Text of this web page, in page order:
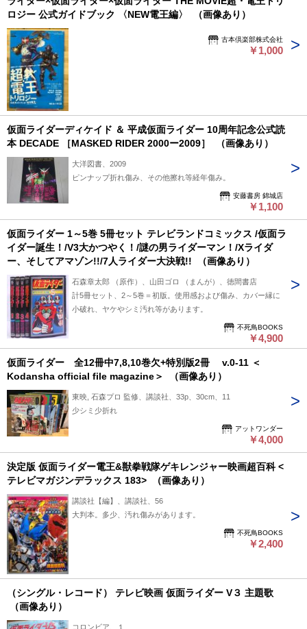
ロジー 公式ガイドブック 〈NEW電王編〉 （画像あり）
古本倶楽部株式会社
￥1,000
仮面ライダーディケイド ＆ 平成仮面ライダー 10周年記念公式読
本 DECADE ［MASKED RIDER 2000ー2009］ （画像あり）
大洋図書、2009
ピンナップ折れ傷み、その他擦れ等経年傷み。
安藤書房 錦城店
￥1,100
仮面ライダー 1～5巻 5冊セット テレビランドコミックス /仮面ラ
イダー誕生！/V3大かつやく！/謎の男ライダーマン！/Xライダ
ー、そしてアマゾン!!/7人ライダー大決戦!! （画像あり）
石森章太郎 （原作）、山田ゴロ （まんが）、徳間書店
計5冊セット、2～5巻＝初版。使用感および傷み、カバー縁に
小破れ、ヤケやシミ汚れ等があります。
不死鳥BOOKS
￥4,900
仮面ライダー 全12冊中7,8,10巻欠+特別版2冊 v.0-11 ＜
Kodansha official file magazine＞ （画像あり）
東映, 石森プロ 監修、講談社、33p、30cm、11
少シミ少折れ
アットワンダー
￥4,000
決定版 仮面ライダー電王&獣拳戦隊ゲキレンジャー映画超百科 <
テレビマガジンデラックス 183> （画像あり）
講談社【編】、講談社、56
大判本。多少、汚れ傷みがあります。
不死鳥BOOKS
￥2,400
（シングル・レコード） テレビ映画 仮面ライダー V３ 主題歌
（画像あり）
コロンビア、１